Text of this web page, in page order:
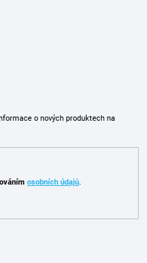
o nových produktech na
osobních údajů.